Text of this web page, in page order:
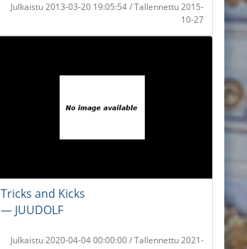
Julkaistu 2013-03-20 19:05:54 / Tallennettu 2015-
10-27
Tricks and Kicks
― JUUDOLF
Julkaistu 2020-04-04 00:00:00 / Tallennettu 2021-